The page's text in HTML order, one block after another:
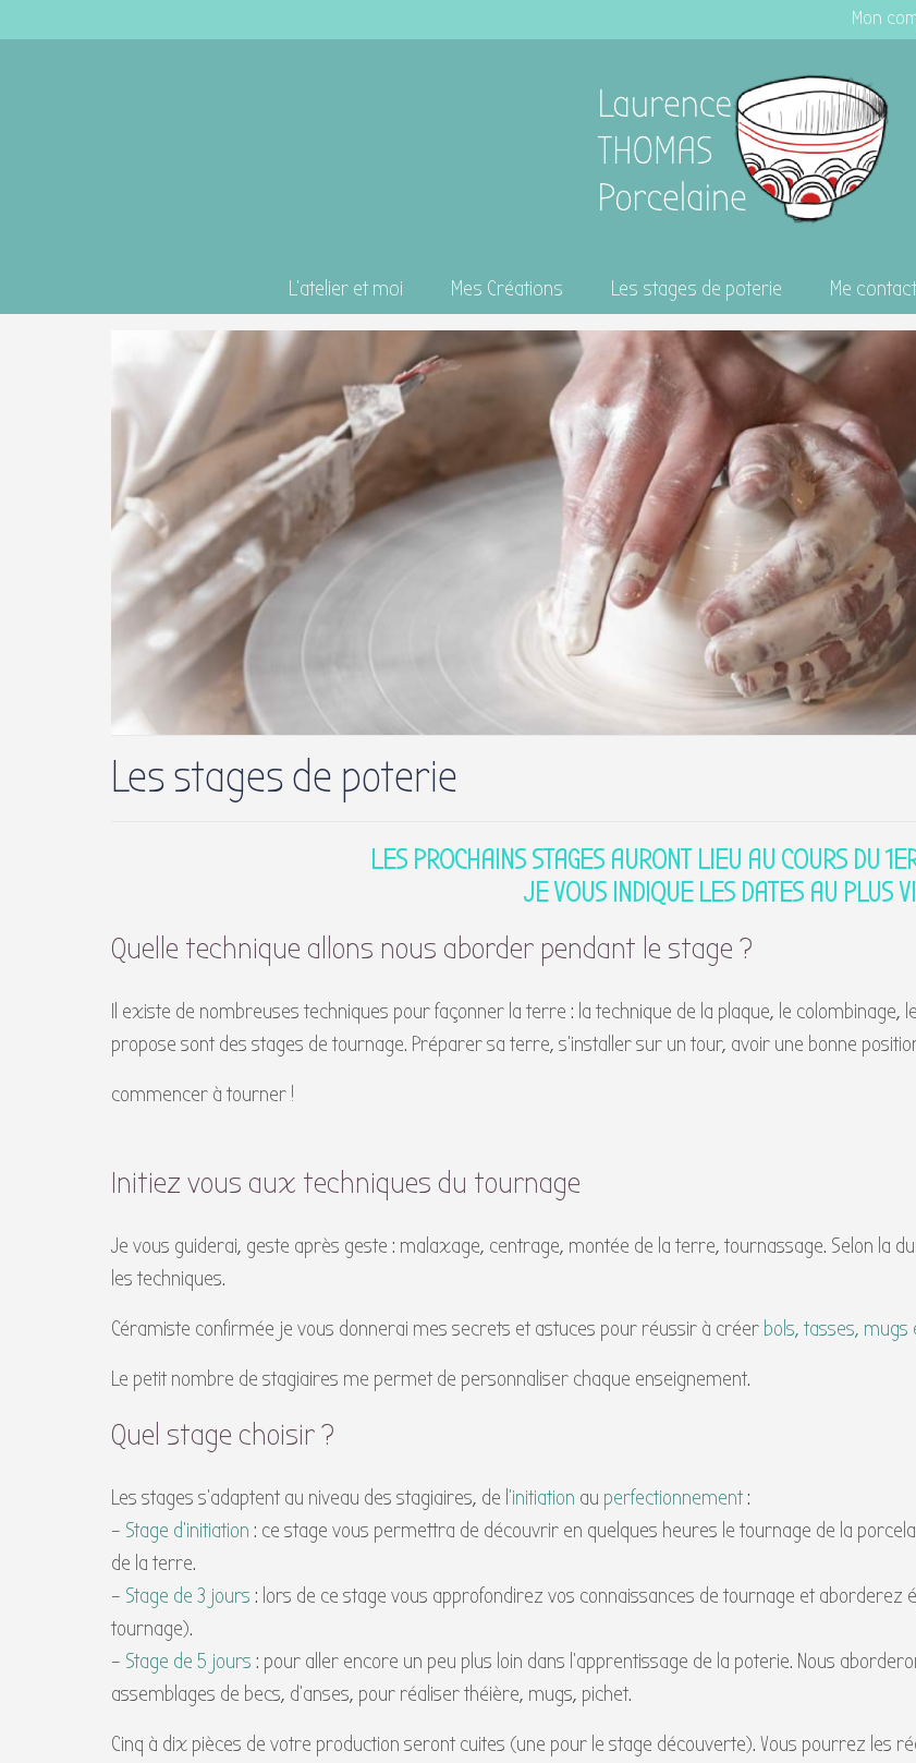
Mon
L’atelier et moi Mes Créations Les stages de poterie Me
Les stages de poterie
LES PROCHAINS STAGES AURONT LIEU AU COURS DU
JE VOUS INDIQUE LES DATES AU PLUS
Quelle technique allons nous aborder pendant le stage ?
Il existe de nombreuses techniques pour façonner la terre : la technique de la plaque, le colombinage,
propose sont des stages de tournage. Préparer sa terre, s’installer sur un tour, avoir une bonne
commencer à tourner !
Initiez vous aux techniques du tournage
Je vous guiderai, geste après geste : malaxage, centrage, montée de la terre, tournassage. Selon la
les techniques.
Céramiste confirmée je vous donnerai mes secrets et astuces pour réussir à créer bols, tasses, mugs
Le petit nombre de stagiaires me permet de personnaliser chaque enseignement.
Quel stage choisir ?
Les stages s’adaptent au niveau des stagiaires, de l ‘initiation au perfectionnement:
– Stage d’initiation : ce stage vous permettra de découvrir en quelques heures le tournage de la
de la terre.
– Stage de 3 jours : lors de ce stage vous approfondirez vos connaissances de tournage et aborderez
tournage).
– Stage de 5 jours : pour aller encore un peu plus loin dans l’apprentissage de la poterie. Nous
assemblages de becs, d’anses, pour réaliser théière, mugs, pichet.
Cinq à dix pièces de votre production seront cuites (une pour le stage découverte). Vous pourrez les